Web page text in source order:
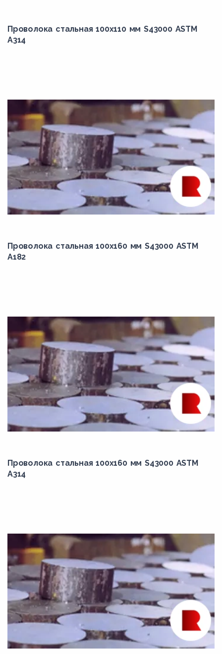
20Х
20Х13
20Х2Н4А
20ХМ
20ХН
20ХН3А
21CrMoV5-7
23MnB4
26NiCrMo14-6
27NiCrMoV15-6
27ХГР
28Mn6
2HM
304H
309
30Г
30Х
30Х13
30ХГСА
30ХГСН2А
30ХГСНМА
30ХМА
Проволока стальная 100х110 мм S43000 ASTM
A314
Проволока стальная 100х160 мм S43000 ASTM
A182
Проволока стальная 100х160 мм S43000 ASTM
A314